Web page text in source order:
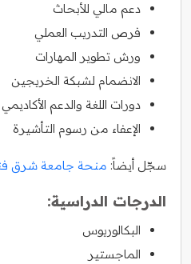
دعم مالي للأبحاث
فرص التدريب العملي
ورش تطوير المهارات
الانضمام لشبكة الخريجين
دورات اللغة والدعم الأكاديمي
الإعفاء من رسوم التأشيرة
سجّل أيضاً: منحة جامعة شرق
الدرجات الدراسية:
البكالوريوس
الماجستير